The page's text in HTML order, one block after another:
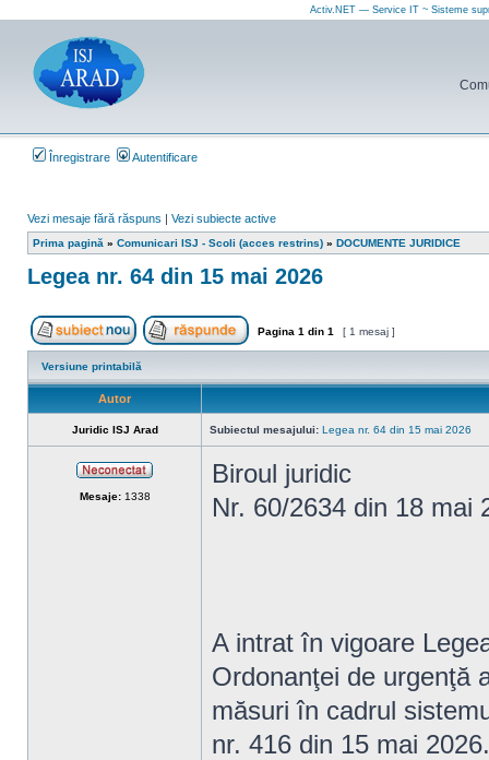
Activ.NET — Service IT ~ Sisteme
Înregistrare Autentificare
Vezi mesaje fără răspuns | Vezi subiecte active
Prima pagină » Comunicari ISJ - Scoli (acces restrins) » DOCUMENTE JURIDICE
Legea nr. 64 din 15 mai 2026
Scrie un subiect nou Răspunde la subiect
Pagina 1 din 1 [ 1 mesaj ]
Versiune printabilă
Autor
Juridic ISJ Arad Subiectul mesajului: Legea nr. 64 din 15 mai 2026
Mesaje:1338
Biroul juridic
Nr. 60/2634 din 18 mai
A intrat în vigoare
Ordonanţei de urgenţă
măsuri în cadrul
nr. 416 din 15 mai 2026.